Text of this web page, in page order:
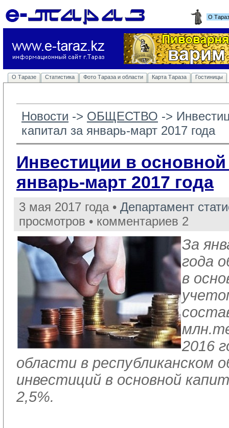
О
О Таразе Статистика Фото Тараза и области Карта Тараза Гостиницы
Новости -> ОБЩЕСТВО ->
капитал за январь-март 2017 года
Инвестиции в основной
январь-март 2017 года
3 мая 2017 года • Департамент
просмотров • комментариев 2
За
года
в
2016
области в республиканском
инвестиций в основной
2,5%.